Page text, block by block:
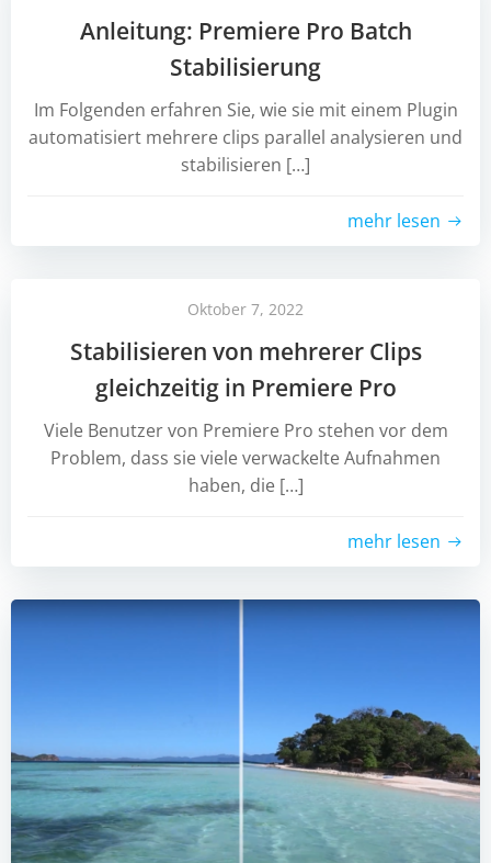
Anleitung: Premiere Pro Batch
Stabilisierung
Im Folgenden erfahren Sie, wie sie mit einem Plugin
automatisiert mehrere clips parallel analysieren und
stabilisieren […]
mehr lesen
Oktober 7, 2022
Stabilisieren von mehrerer Clips
gleichzeitig in Premiere Pro
Viele Benutzer von Premiere Pro stehen vor dem
Problem, dass sie viele verwackelte Aufnahmen
haben, die […]
mehr lesen